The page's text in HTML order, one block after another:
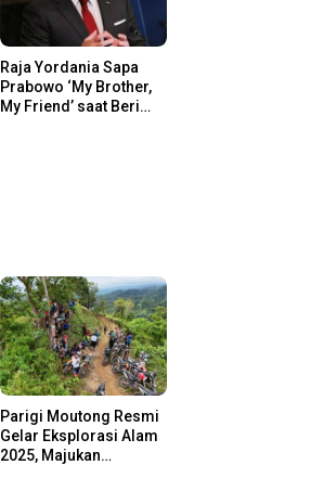
Raja Yordania Sapa
Prabowo ‘My Brother,
My Friend’ saat Beri
Parigi Moutong Resmi
Gelar Eksplorasi Alam
2025, Majukan